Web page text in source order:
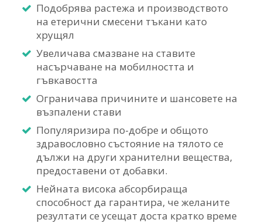
Подобрява растежа и производството
на етерични смесени тъкани като
хрущял
Увеличава смазване на ставите
насърчаване на мобилността и
гъвкавостта
Ограничава причините и шансовете на
възпалени стави
Популяризира по-добре и общото
здравословно състояние на тялото се
дължи на други хранителни вещества,
предоставени от добавки.
Нейната висока абсорбираща
способност да гарантира, че желаните
резултати се усещат доста кратко време